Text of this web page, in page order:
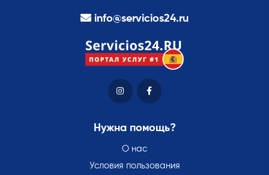
info@servicios24.ru
Нужна помощь?
О нас
Условия пользования